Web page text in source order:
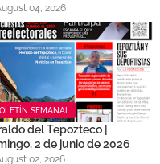
04, 2026
SEMANAL
del Tepozteco |
2 de junio de 2026
02, 2026